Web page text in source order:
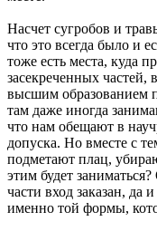
Насчет сугробов и
что это всегда было и
тоже есть места, куда
засекреченных
высшим образованием
там даже иногда
что нам обещают в
допуска. Но вместе с
подметают плац,
этим будет
части вход заказан, да
именно той формы,